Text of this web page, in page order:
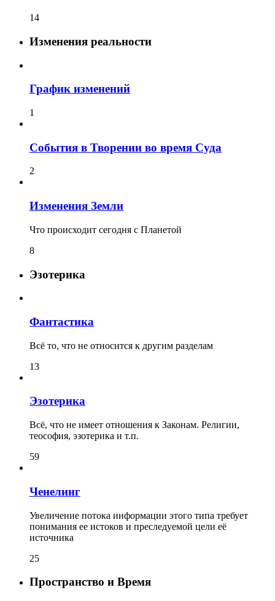
14
Изменения реальности
График изменений
1
События в Творении во время Суда
2
Изменения Земли
Что происходит сегодня с Планетой
8
Эзотерика
Фантастика
Всё то, что не относится к другим разделам
13
Эзотерика
Всё, что не имеет отношения к Законам. Религии,
теософия, эзотерика и т.п.
59
Ченелинг
Увеличение потока информации этого типа требует
понимания ее истоков и преследуемой цели её
источника
25
Пространство и Время